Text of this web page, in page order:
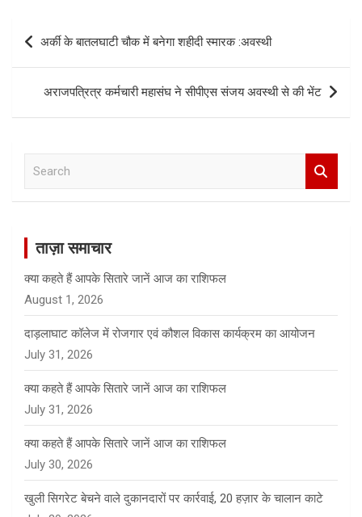
Post
navigation
अर्की के बातलघाटी चौक में बनेगा शहीदी स्मारक :अवस्थी
अराजपत्रित्र कर्मचारी महासंघ ने सीपीएस संजय अवस्थी से की भेंट
ताज़ा समाचार
क्या कहते हैं आपके सितारे जानें आज का राशिफल
August 1, 2026
दाड़लाघाट कॉलेज में रोजगार एवं कौशल विकास कार्यक्रम का आयोजन
July 31, 2026
क्या कहते हैं आपके सितारे जानें आज का राशिफल
July 31, 2026
क्या कहते हैं आपके सितारे जानें आज का राशिफल
July 30, 2026
खुली सिगरेट बेचने वाले दुकानदारों पर कार्रवाई, 20 हज़ार के चालान काटे